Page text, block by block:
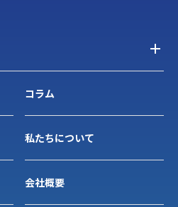
コラム
私たちについて
会社概要